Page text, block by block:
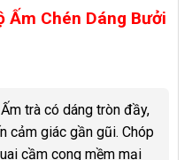
Ấm Chén Dáng Bưởi
trà có dáng tròn đầy,
cảm giác gần gũi. Chóp
cầm cong mềm mại